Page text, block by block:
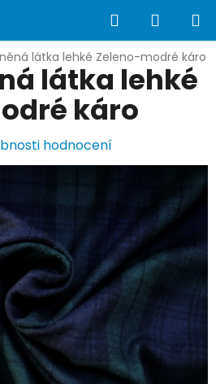
Hledat
KOŠÍK
látka lehké Zeleno-modré káro
látka lehké
káro
hodnocení